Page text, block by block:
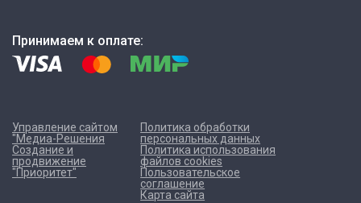
Принимаем к оплате:
Управление сайтом
"Медиа-Решения
Создание и
продвижение
"Приоритет"
Политика обработки
персональных данных
Политика использования
файлов cookies
Пользовательское
соглашение
Карта сайта